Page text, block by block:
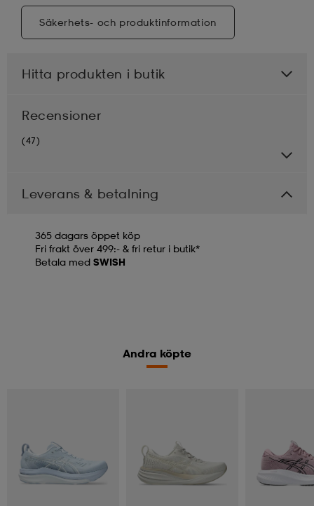
Säkerhets- och produktinformation
Hitta produkten i butik
Recensioner
(47)
Leverans & betalning
365 dagars öppet köp
Fri frakt över 499:- & fri retur i butik*
Betala med SWISH
Andra köpte